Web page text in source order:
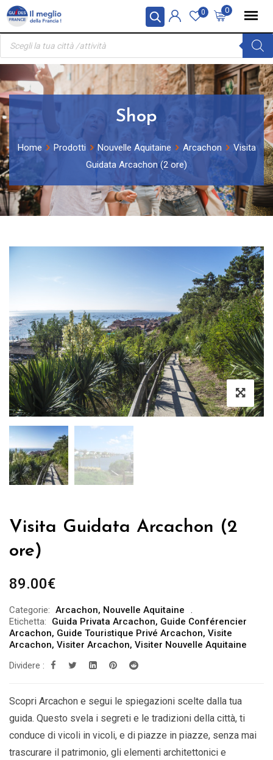
Pannello di gestione dei cookies
Skip
content
0
0
Ricerca
prodotti
Shop
Home Prodotti Nouvelle Aquitaine Arcachon
Visita
Guidata Arcachon (2 ore)
Visita Guidata Arcachon (2
ore)
89.00€
Categorie: Arcachon, Nouvelle Aquitaine
Etichetta:
Guida Privata Arcachon, Guide Conférencier
Arcachon, Guide Touristique Privé Arcachon, Visite
Arcachon, Visiter Arcachon, Visiter Nouvelle Aquitaine
Dividere :
Scopri Arcachon e segui le spiegazioni scelte dalla tua
guida. Questo svela i segreti e le tradizioni della città, ti
conduce di vicoli in vicoli, e di piazze in piazze, senza mai
trascurare il patrimonio, gli elementi architettonici e